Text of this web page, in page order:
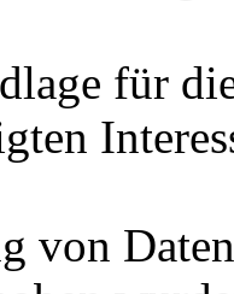
für
von